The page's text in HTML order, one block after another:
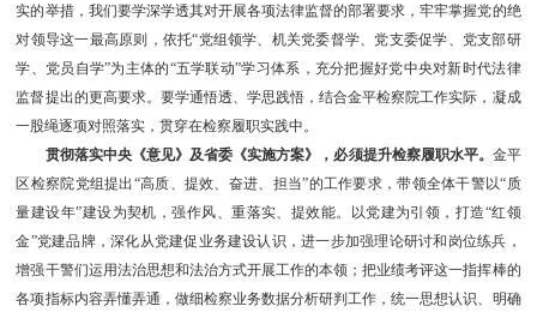
实的举措，我们要学深学透其对开展各项法律监督的部署要求，牢牢掌握党的绝
对领导这一最高原则，依托“党组领学、机关党委督学、党支委促学、党支部研
学、党员自学”为主体的“五学联动”学习体系，充分把握好党中央对新时代法律
监督提出的更高要求。要学通悟透、学思践悟，结合金平检察院工作实际，凝成
一股绳逐项对照落实，贯穿在检察履职实践中。
贯彻落实中央《意见》及省委《实施方案》，必须提升检察履职水平。 金平
区检察院党组提出“高质、提效、奋进、担当”的工作要求，带领全体干警以“质
量建设年”建设为契机，强作风、重落实、提效能。以党建为引领，打造“红领
金”党建品牌，深化从党建促业务建设认识，进一步加强理论研讨和岗位练兵，
增强干警们运用法治思想和法治方式开展工作的本领；把业绩考评这一指挥棒的
各项指标内容弄懂弄通，做细检察业务数据分析研判工作，统一思想认识、明确